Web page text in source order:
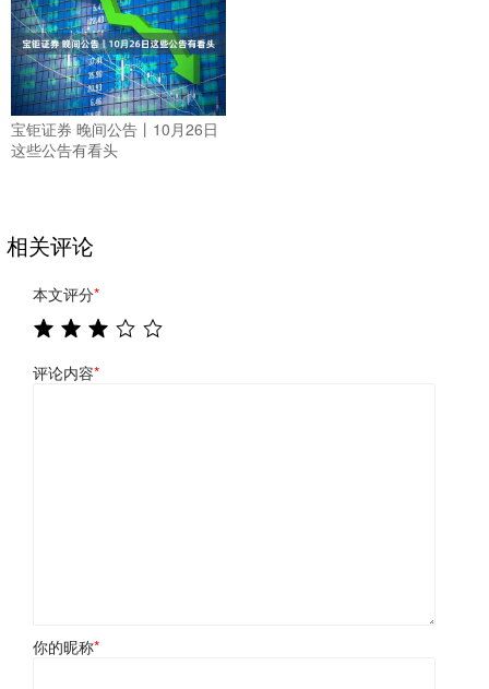
宝钜证券 晚间公告丨10月26日
这些公告有看头
相关评论
本文评分*
评论内容*
你的昵称*